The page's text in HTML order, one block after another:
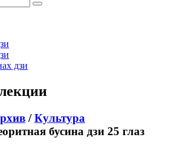
дзи
/Культура
бусина дзи 25 глаз